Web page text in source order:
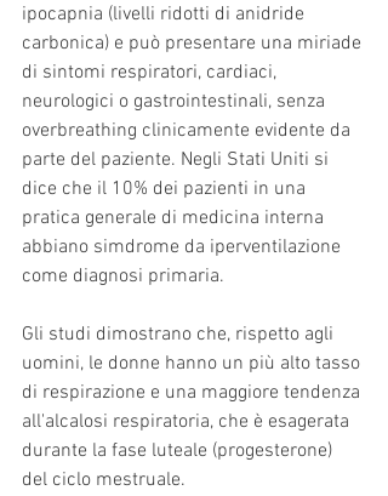
ipocapnia (livelli ridotti di anidride
carbonica) e può presentare una miriade
di sintomi respiratori, cardiaci,
neurologici o gastrointestinali, senza
overbreathing clinicamente evidente da
parte del paziente. Negli Stati Uniti si
dice che il 10% dei pazienti in una
pratica generale di medicina interna
abbiano simdrome da iperventilazione
come diagnosi primaria.
Gli studi dimostrano che, rispetto agli
uomini, le donne hanno un più alto tasso
di respirazione e una maggiore tendenza
all'alcalosi respiratoria, che è esagerata
durante la fase luteale (progesterone)
del ciclo mestruale.